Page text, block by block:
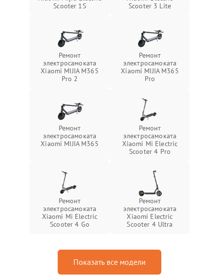
Scooter 1S
Scooter 3 Lite
Ремонт
электросамоката
Xiaomi MIJIA M365
Pro 2
Ремонт
электросамоката
Xiaomi MIJIA M365
Pro
Ремонт
электросамоката
Xiaomi MIJIA M365
Ремонт
электросамоката
Xiaomi Mi Electric
Scooter 4 Pro
Ремонт
электросамоката
Xiaomi Mi Electric
Scooter 4 Go
Ремонт
электросамоката
Xiaomi Electric
Scooter 4 Ultra
Показать все модели